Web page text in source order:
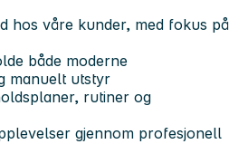
hos våre kunder, med fokus på
både moderne
manuelt utstyr
rutiner og
gjennom profesjonell